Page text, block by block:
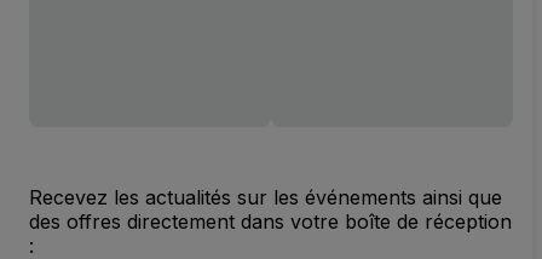
Recevez les actualités sur les événements ainsi que
des offres directement dans votre boîte de réception
: